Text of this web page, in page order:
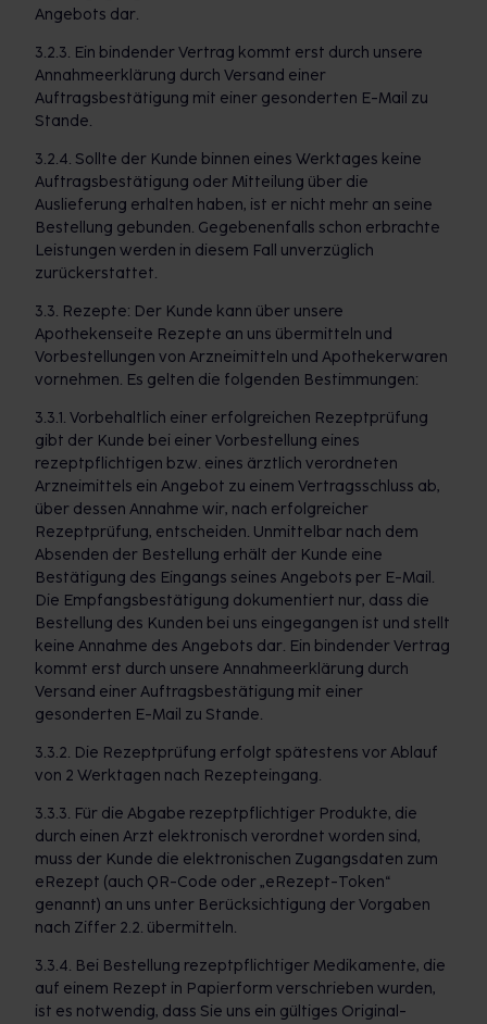
Angebots dar.
3.2.3. Ein bindender Vertrag kommt erst durch unsere
Annahmeerklärung durch Versand einer
Auftragsbestätigung mit einer gesonderten E-Mail zu
Stande.
3.2.4. Sollte der Kunde binnen eines Werktages keine
Auftragsbestätigung oder Mitteilung über die
Auslieferung erhalten haben, ist er nicht mehr an seine
Bestellung gebunden. Gegebenenfalls schon erbrachte
Leistungen werden in diesem Fall unverzüglich
zurückerstattet.
3.3. Rezepte: Der Kunde kann über unsere
Apothekenseite Rezepte an uns übermitteln und
Vorbestellungen von Arzneimitteln und Apothekerwaren
vornehmen. Es gelten die folgenden Bestimmungen:
3.3.1. Vorbehaltlich einer erfolgreichen Rezeptprüfung
gibt der Kunde bei einer Vorbestellung eines
rezeptpflichtigen bzw. eines ärztlich verordneten
Arzneimittels ein Angebot zu einem Vertragsschluss ab,
über dessen Annahme wir, nach erfolgreicher
Rezeptprüfung, entscheiden. Unmittelbar nach dem
Absenden der Bestellung erhält der Kunde eine
Bestätigung des Eingangs seines Angebots per E-Mail.
Die Empfangsbestätigung dokumentiert nur, dass die
Bestellung des Kunden bei uns eingegangen ist und stellt
keine Annahme des Angebots dar. Ein bindender Vertrag
kommt erst durch unsere Annahmeerklärung durch
Versand einer Auftragsbestätigung mit einer
gesonderten E-Mail zu Stande.
3.3.2. Die Rezeptprüfung erfolgt spätestens vor Ablauf
von 2 Werktagen nach Rezepteingang.
3.3.3. Für die Abgabe rezeptpflichtiger Produkte, die
durch einen Arzt elektronisch verordnet worden sind,
muss der Kunde die elektronischen Zugangsdaten zum
eRezept (auch QR-Code oder „eRezept-Token“
genannt) an uns unter Berücksichtigung der Vorgaben
nach Ziffer 2.2. übermitteln.
3.3.4. Bei Bestellung rezeptpflichtiger Medikamente, die
auf einem Rezept in Papierform verschrieben wurden,
ist es notwendig, dass Sie uns ein gültiges Original-